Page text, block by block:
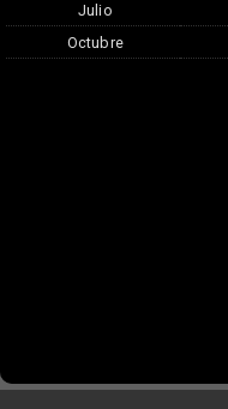
Julio
Octubre